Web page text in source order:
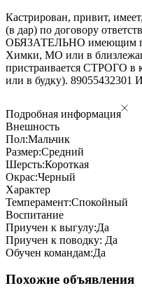
Кастрирован, привит,
(в дар) по договору
ОБЯЗАТЕЛЬНО имеющим
Химки, МО или в
пристраивается СТРОГО в
или в будку). 89055432301
Подробная информация
Внешность
Пол:Мальчик
Размер:Средний
Шерсть:Короткая
Окрас:Черный
Характер
Темперамент:Спокойный
Воспитание
Приучен к выгулу:Да
Приучен к поводку: Да
Обучен командам:Да
Похожие объявления